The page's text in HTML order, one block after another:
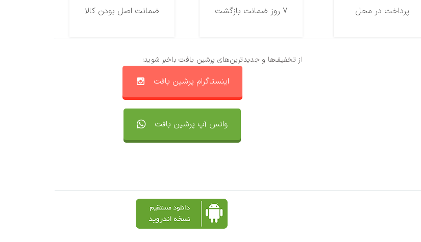
ضمانت اصل بودن کالا 7 روز ضمانت بازگشت پرداخت در محل
از تخفیف‌ها و جدیدترین‌های پرشین بافت باخبر شوید:
اینستاگرام پرشین بافت
واتس آپ پرشین بافت